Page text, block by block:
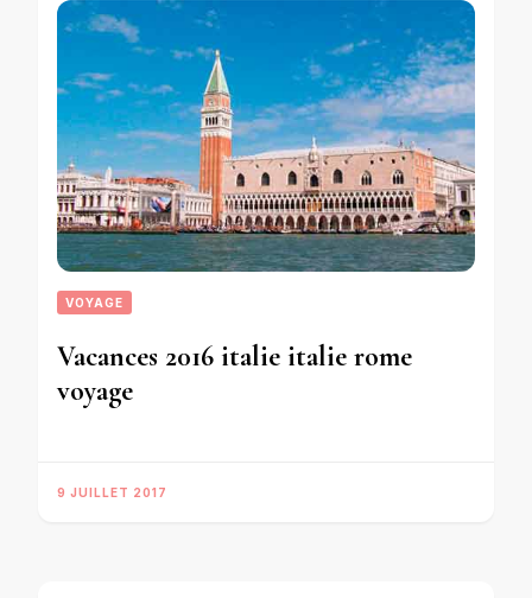
VOYAGE
Vacances 2016 italie italie rome
voyage
9 JUILLET 2017